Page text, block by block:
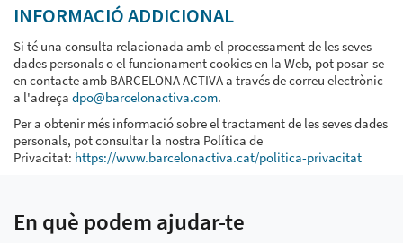
INFORMACIÓ ADDICIONAL
Si té una consulta relacionada amb el processament de les seves
dades personals o el funcionament cookies en la Web, pot posar-se
en contacte amb BARCELONA ACTIVA a través de correu electrònic
a l'adreça dpo@barcelonactiva.com.
Per a obtenir més informació sobre el tractament de les seves dades
personals, pot consultar la nostra Política de
Privacitat: https://www.barcelonactiva.cat/politica-privacitat
En què podem ajudar-te